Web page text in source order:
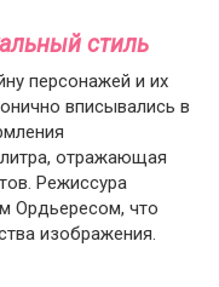
стиль
персонажей и их
вписывались в
отражающая
Режиссура
Ордьересом, что
изображения.